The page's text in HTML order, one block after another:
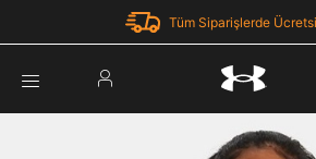
Tüm Siparişlerde
Parola Yenileme